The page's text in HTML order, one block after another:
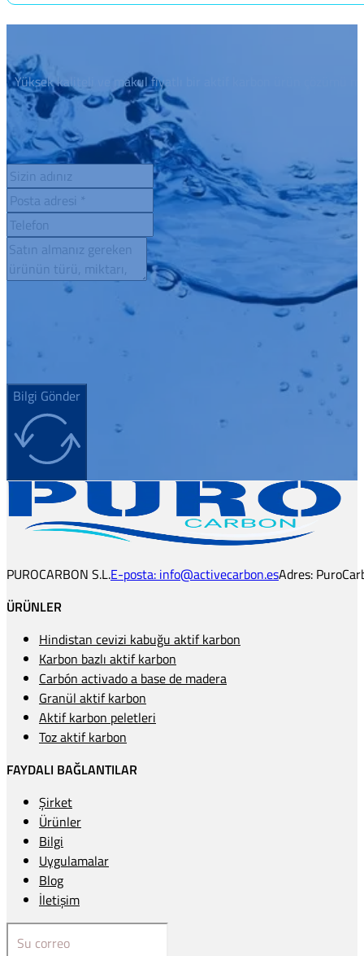
Yüksek kaliteli ve makul fiyatlı bir aktif karbon ürün çözümü
Bilgi Gönder
PUROCARBON S.L.E-posta: info@activecarbon.esAdres:
ÜRÜNLER
Hindistan cevizi kabuğu aktif karbon
Karbon bazlı aktif karbon
Carbón activado a base de madera
Granül aktif karbon
Aktif karbon peletleri
Toz aktif karbon
FAYDALI BAĞLANTILAR
Şirket
Ürünler
Bilgi
Uygulamalar
Blog
İletişim